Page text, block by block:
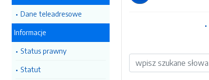
Dane teleadresowe
Informacje
Status prawny
Statut
Wyszukiwarka